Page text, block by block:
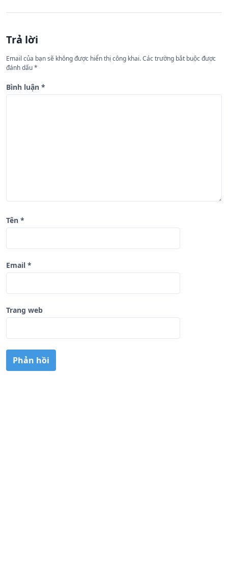
n
b
à
i
Trả lời
Email của bạn sẽ không được hiển thị công khai.Các trường bắt buộc được
đánh dấu*
Bình luận *
Tên *
Email *
Trang web